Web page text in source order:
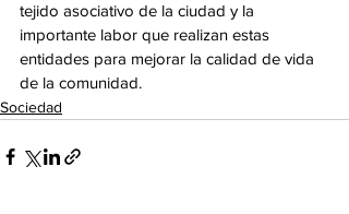
tejido asociativo de la ciudad y la
importante labor que realizan estas
entidades para mejorar la calidad de vida
de la comunidad.
Sociedad